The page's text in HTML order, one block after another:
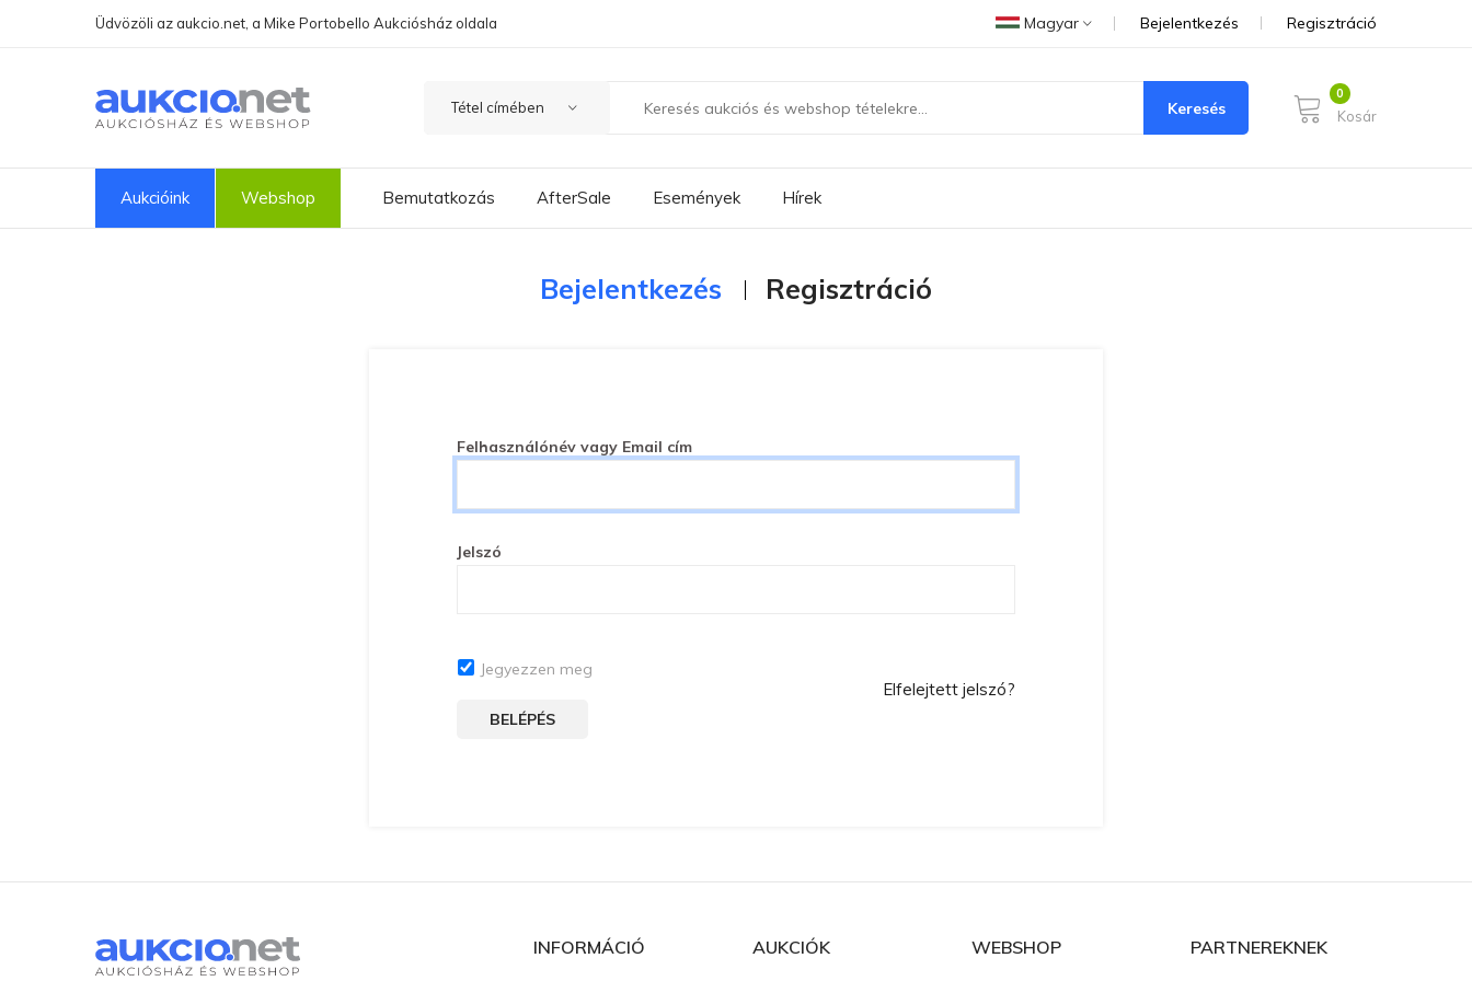
Üdvözöli az aukcio.net, a Mike Portobello Aukciósház oldala Magyar Bejelentkezés Regisztráció
Keresés Kosár
Aukcióink Webshop Bemutatkozás AfterSale Események Hírek
Bejelentkezés Regisztráció
Felhasználónév vagy Email cím
Jelszó
Jegyezzen meg
Elfelejtett jelszó?
BELÉPÉS
INFORMÁCIÓ AUKCIÓK WEBSHOP PARTNEREKNEK